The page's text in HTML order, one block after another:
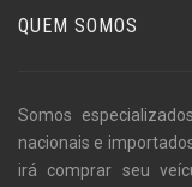
QUEM SOMOS
Somos
nacionais e
irá comprar seu